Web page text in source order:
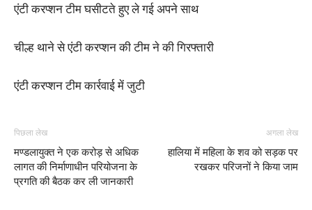
एंटी करप्शन टीम घसीटते हुए ले गई अपने साथ
चील्ह थाने से एंटी करप्शन की टीम ने की गिरफ्तारी
एंटी करप्शन टीम कार्रवाई में जुटी
पिछला लेख
मण्डलायुक्त ने एक करोड़ से अधिक
लागत की निर्माणाधीन परियोजना के
प्रगति की बैठक कर ली जानकारी
अगला लेख
हालिया में महिला के शव को सड़क पर
रखकर परिजनों ने किया जाम